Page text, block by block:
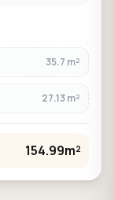
35.7 m²
27.13 m²
154.99m²